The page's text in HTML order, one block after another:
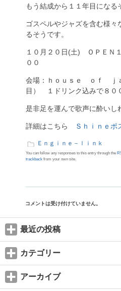
もう結成から１１年目になる
ゴスペルやジャズを含む様
るそうです。
１０月２０日(土) ＯＰＥＮ
００
会場：ｈｏｕｓｅ ｏｆ ｊ
目） １ドリンク込みで８０
是非足を運んで歌声に酔いし
詳細はこちら Ｓｈｉｎｅポ
Ｅｎｇｉｎｅ－ｌｉｎｋ
You can follow any responses to this entry through the
trackback from your own site.
コメントは受け付けていません。
最近の投稿
カテゴリー
アーカイブ